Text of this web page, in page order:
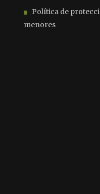
Política de
menores